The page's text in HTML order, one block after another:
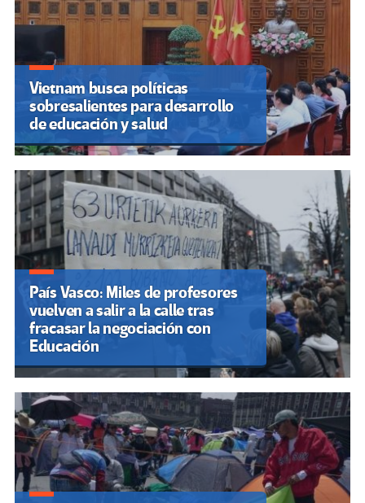
Vietnam busca políticas
sobresalientes para desarrollo
de educación y salud
País Vasco: Miles de profesores
vuelven a salir a la calle tras
fracasar la negociación con
Educación